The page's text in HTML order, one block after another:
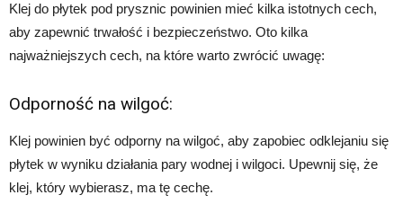
Klej do płytek pod prysznic powinien mieć kilka istotnych cech,
aby zapewnić trwałość i bezpieczeństwo. Oto kilka
najważniejszych cech, na które warto zwrócić uwagę:
Odporność na wilgoć:
Klej powinien być odporny na wilgoć, aby zapobiec odklejaniu się
płytek w wyniku działania pary wodnej i wilgoci. Upewnij się, że
klej, który wybierasz, ma tę cechę.